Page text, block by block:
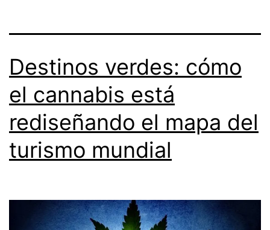
Destinos verdes: cómo
el cannabis está
rediseñando el mapa del
turismo mundial